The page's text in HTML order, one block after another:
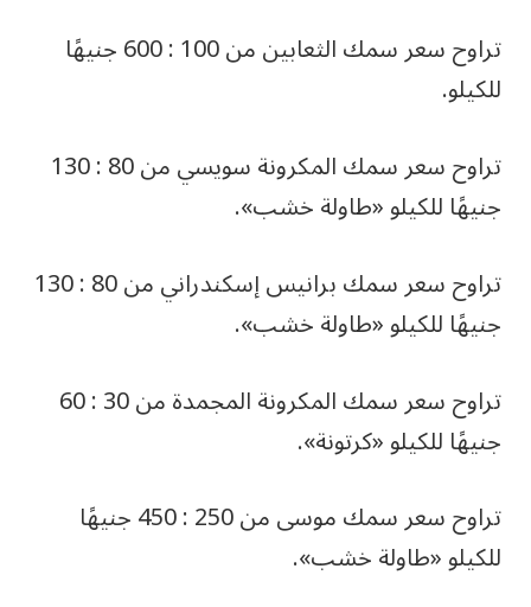
تراوح سعر سمك الثعابين من 100 : 600 جنيهًا
للكيلو.
تراوح سعر سمك المكرونة سويسي من 80 : 130
جنيهًا للكيلو «طاولة خشب».
تراوح سعر سمك برانيس إسكندراني من 80 : 130
جنيهًا للكيلو «طاولة خشب».
تراوح سعر سمك المكرونة المجمدة من 30 : 60
جنيهًا للكيلو «كرتونة».
تراوح سعر سمك موسى من 250 : 450 جنيهًا
للكيلو «طاولة خشب».